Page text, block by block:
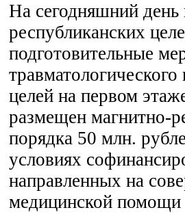
На сегодняшний
республиканских
подготовительные
целей на первом
размещен магнитно-
порядка 50 млн.
условиях
направленных на
медицинской